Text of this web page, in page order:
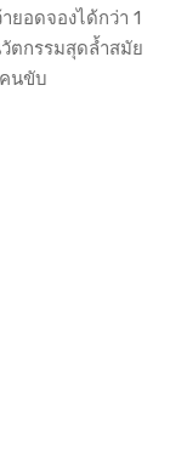
ยอดจองได้กว่า 1
ตกรรมสุดล้ำสมัย
นขับ